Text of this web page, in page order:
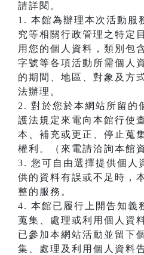
請詳閱。
1. 本館為辦理本次活動服
究等相關行政管理之特定
用您的個人資料，類別包
字號等各項活動所需個人
的期間、地區、對象及方
法辦理。
2. 對於您於本網站所留的
護法規定來電向本館行使
本、補充或更正、停止蒐
權利。（來電請洽詢本館
3. 您可自由選擇提供個人
供的資料有誤或不足時，
整的服務。
4. 本館已履行上開告知義
蒐集、處理或利用個人資
已參加本網站活動並留下
集、處理及利用個人資料